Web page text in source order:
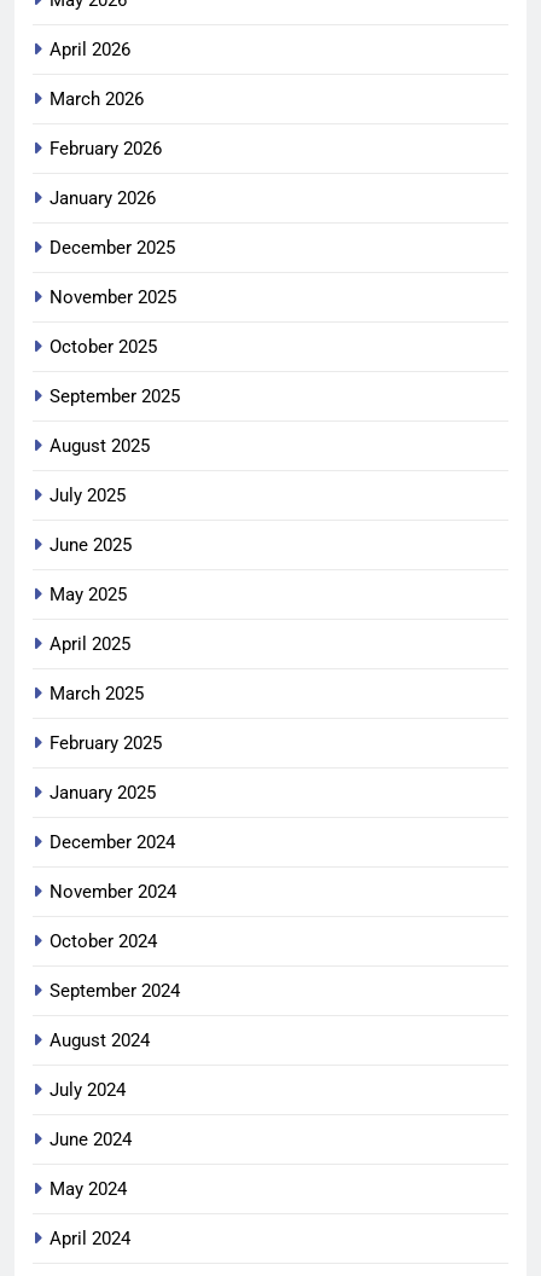
April 2026
March 2026
February 2026
January 2026
December 2025
November 2025
October 2025
September 2025
August 2025
July 2025
June 2025
May 2025
April 2025
March 2025
February 2025
January 2025
December 2024
November 2024
October 2024
September 2024
August 2024
July 2024
June 2024
May 2024
April 2024